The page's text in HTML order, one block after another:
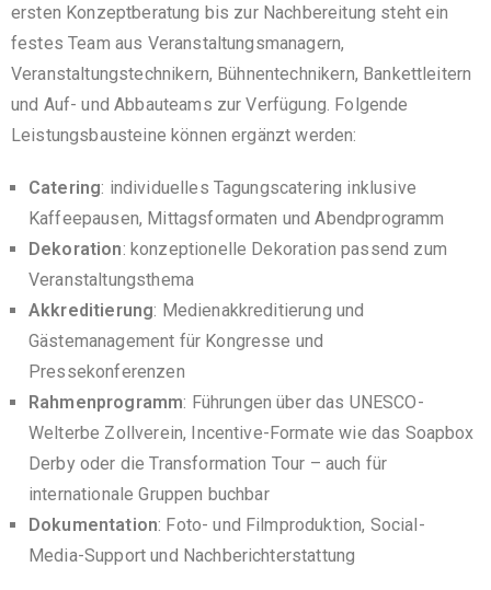
ersten Konzeptberatung bis zur Nachbereitung steht ein
festes Team aus Veranstaltungsmanagern,
Veranstaltungstechnikern, Bühnentechnikern, Bankettleitern
und Auf- und Abbauteams zur Verfügung. Folgende
Leistungsbausteine können ergänzt werden:
Catering: individuelles Tagungscatering inklusive
Kaffeepausen, Mittagsformaten und Abendprogramm
Dekoration: konzeptionelle Dekoration passend zum
Veranstaltungsthema
Akkreditierung: Medienakkreditierung und
Gästemanagement für Kongresse und
Pressekonferenzen
Rahmenprogramm: Führungen über das UNESCO-
Welterbe Zollverein, Incentive-Formate wie das Soapbox
Derby oder die Transformation Tour – auch für
internationale Gruppen buchbar
Dokumentation: Foto- und Filmproduktion, Social-
Media-Support und Nachberichterstattung